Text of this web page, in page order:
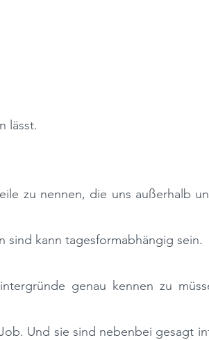
lässt.
zu nennen, die uns außerhalb
kann tagesformabhängig sein.
genau kennen zu
Und sie sind nebenbei gesagt